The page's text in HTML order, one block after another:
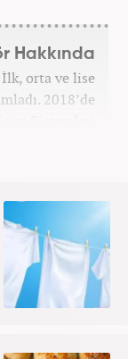
Hakkında
İlk, orta ve lise
2018’de
Sistemleri
Editörü’